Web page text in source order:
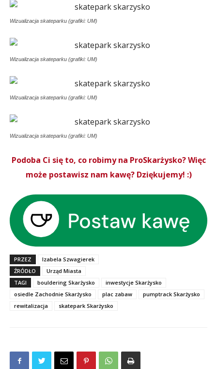
Wizualizacja skateparku (grafiki: UM)
Wizualizacja skateparku (grafiki: UM)
Wizualizacja skateparku (grafiki: UM)
Wizualizacja skateparku (grafiki: UM)
Podoba Ci się to, co robimy na ProSkarżysko? Więc
może postawisz nam kawę? Dziękujemy! :)
PRZEZ
Izabela Szwagierek
ŹRÓDŁO
Urząd Miasta
TAGI
bouldering Skarżysko
inwestycje Skarżysko
osiedle Zachodnie Skarżysko
plac zabaw
pumptrack Skarżysko
rewitalizacja
skatepark Skarżysko